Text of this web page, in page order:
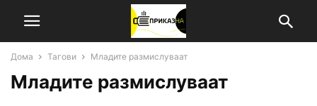
Дома Тагови Младите размислуваат
Младите размислуваат